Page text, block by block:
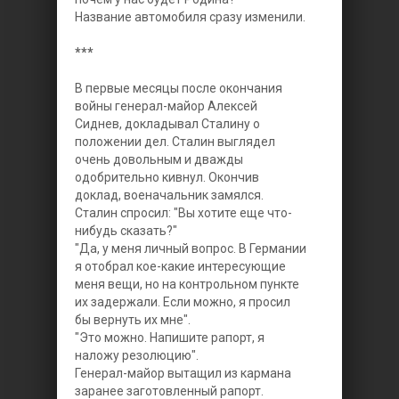
Название автомобиля сразу изменили.
***
В первые месяцы после окончания
войны генерал-майор Алексей
Сиднев, докладывал Сталину о
положении дел. Сталин выглядел
очень довольным и дважды
одобрительно кивнул. Окончив
доклад, военачальник замялся.
Сталин спросил: "Вы хотите еще что-
нибудь сказать?"
"Да, у меня личный вопрос. В Германии
я отобрал кое-какие интересующие
меня вещи, но на контрольном пункте
их задержали. Если можно, я просил
бы вернуть их мне".
"Это можно. Напишите рапорт, я
наложу резолюцию".
Генерал-майор вытащил из кармана
заранее заготовленный рапорт.